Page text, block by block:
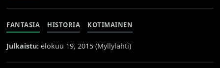
FANTASIA HISTORIA KOTIMAINEN
Julkaistu: elokuu 19, 2015 (Myllylahti)